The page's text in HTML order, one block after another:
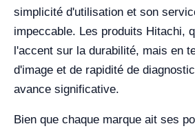
simplicité d'utilisation et son
impeccable. Les produits Hitachi,
l'accent sur la durabilité, mais en
d'image et de rapidité de
avance significative.
Bien que chaque marque ait ses